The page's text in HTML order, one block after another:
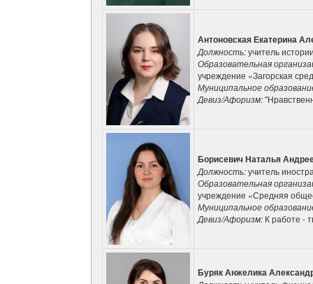
Антоновская Екатерина
Должность:учитель
Образовательная
учреждение «Загорская
Муниципальное
Девиз/Афоризм:
Борисевич Наталья
Должность:учитель
Образовательная
учреждение «Средняя
Муниципальное
Девиз/Афоризм: К работе -
Буряк Анжелика